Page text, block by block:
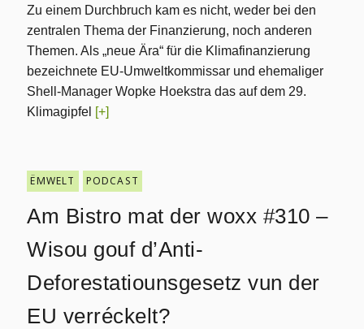
Zu einem Durchbruch kam es nicht, weder bei den
zentralen Thema der Finanzierung, noch anderen
Themen. Als „neue Ära“ für die Klimafinanzierung
bezeichnete EU-Umweltkommissar und ehemaliger
Shell-Manager Wopke Hoekstra das auf dem 29.
Klimagipfel [+]
ËMWELT PODCAST
Am Bistro mat der woxx #310 –
Wisou gouf d’Anti-
Deforestatiounsgesetz vun der
EU verréckelt?